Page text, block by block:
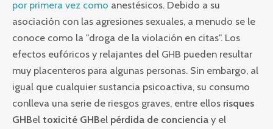
por primera vez como anestésicos. Debido a su
asociación con las agresiones sexuales, a menudo se le
conoce como la "droga de la violación en citas". Los
efectos eufóricos y relajantes del GHB pueden resultar
muy placenteros para algunas personas. Sin embargo, al
igual que cualquier sustancia psicoactiva, su consumo
conlleva una serie de riesgos graves, entre ellos risques
GHBel toxicité GHBel pérdida de conciencia y el